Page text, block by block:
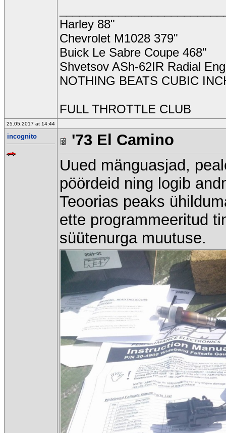
Harley 88"
Chevrolet M1028 379"
Buick Le Sabre Coupe 468"
Shvetsov ASh-62IR Radial
NOTHING BEATS CUBIC
FULL THROTTLE CLUB
25.05.2017 at 14:44
incognito
'73 El Camino
Uued mänguasjad,
pöördeid ning logib
Teoorias peaks
ette programmeeritud
süütenurga muutuse.